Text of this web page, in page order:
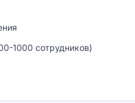
1000 сотрудников)